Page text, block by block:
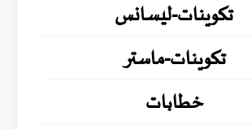
تكوينات-ليسانس
تكوينات-ماستر
خطابات